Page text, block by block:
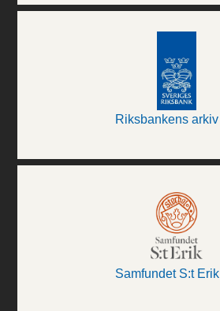
Riksbankens arkiv
Samfundet S:t Erik